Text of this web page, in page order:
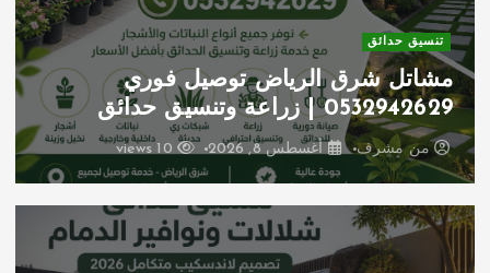
تنسيق حدائق
مشاتل شرق الرياض توصيل فوري
0532942629 | زراعة وتنسيق حدائق
منمشرف أغسطس 8, 2026